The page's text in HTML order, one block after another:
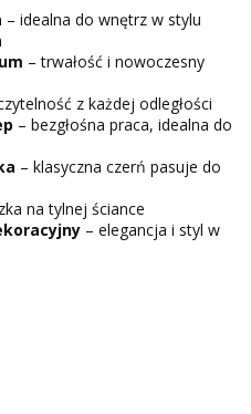
– idealna do wnętrz w stylu
– trwałość i nowoczesny
z każdej odległości
– bezgłośna praca, idealna do
– klasyczna czerń pasuje do
na tylnej ściance
– elegancja i styl w